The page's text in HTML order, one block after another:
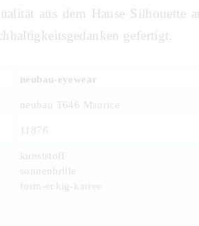
aus dem Hause Silhouette
gefertigt.
neubau-eyewear
neubau T646 Maurice
11876
kunststoff
sonnenbrille
form-eckig-karree